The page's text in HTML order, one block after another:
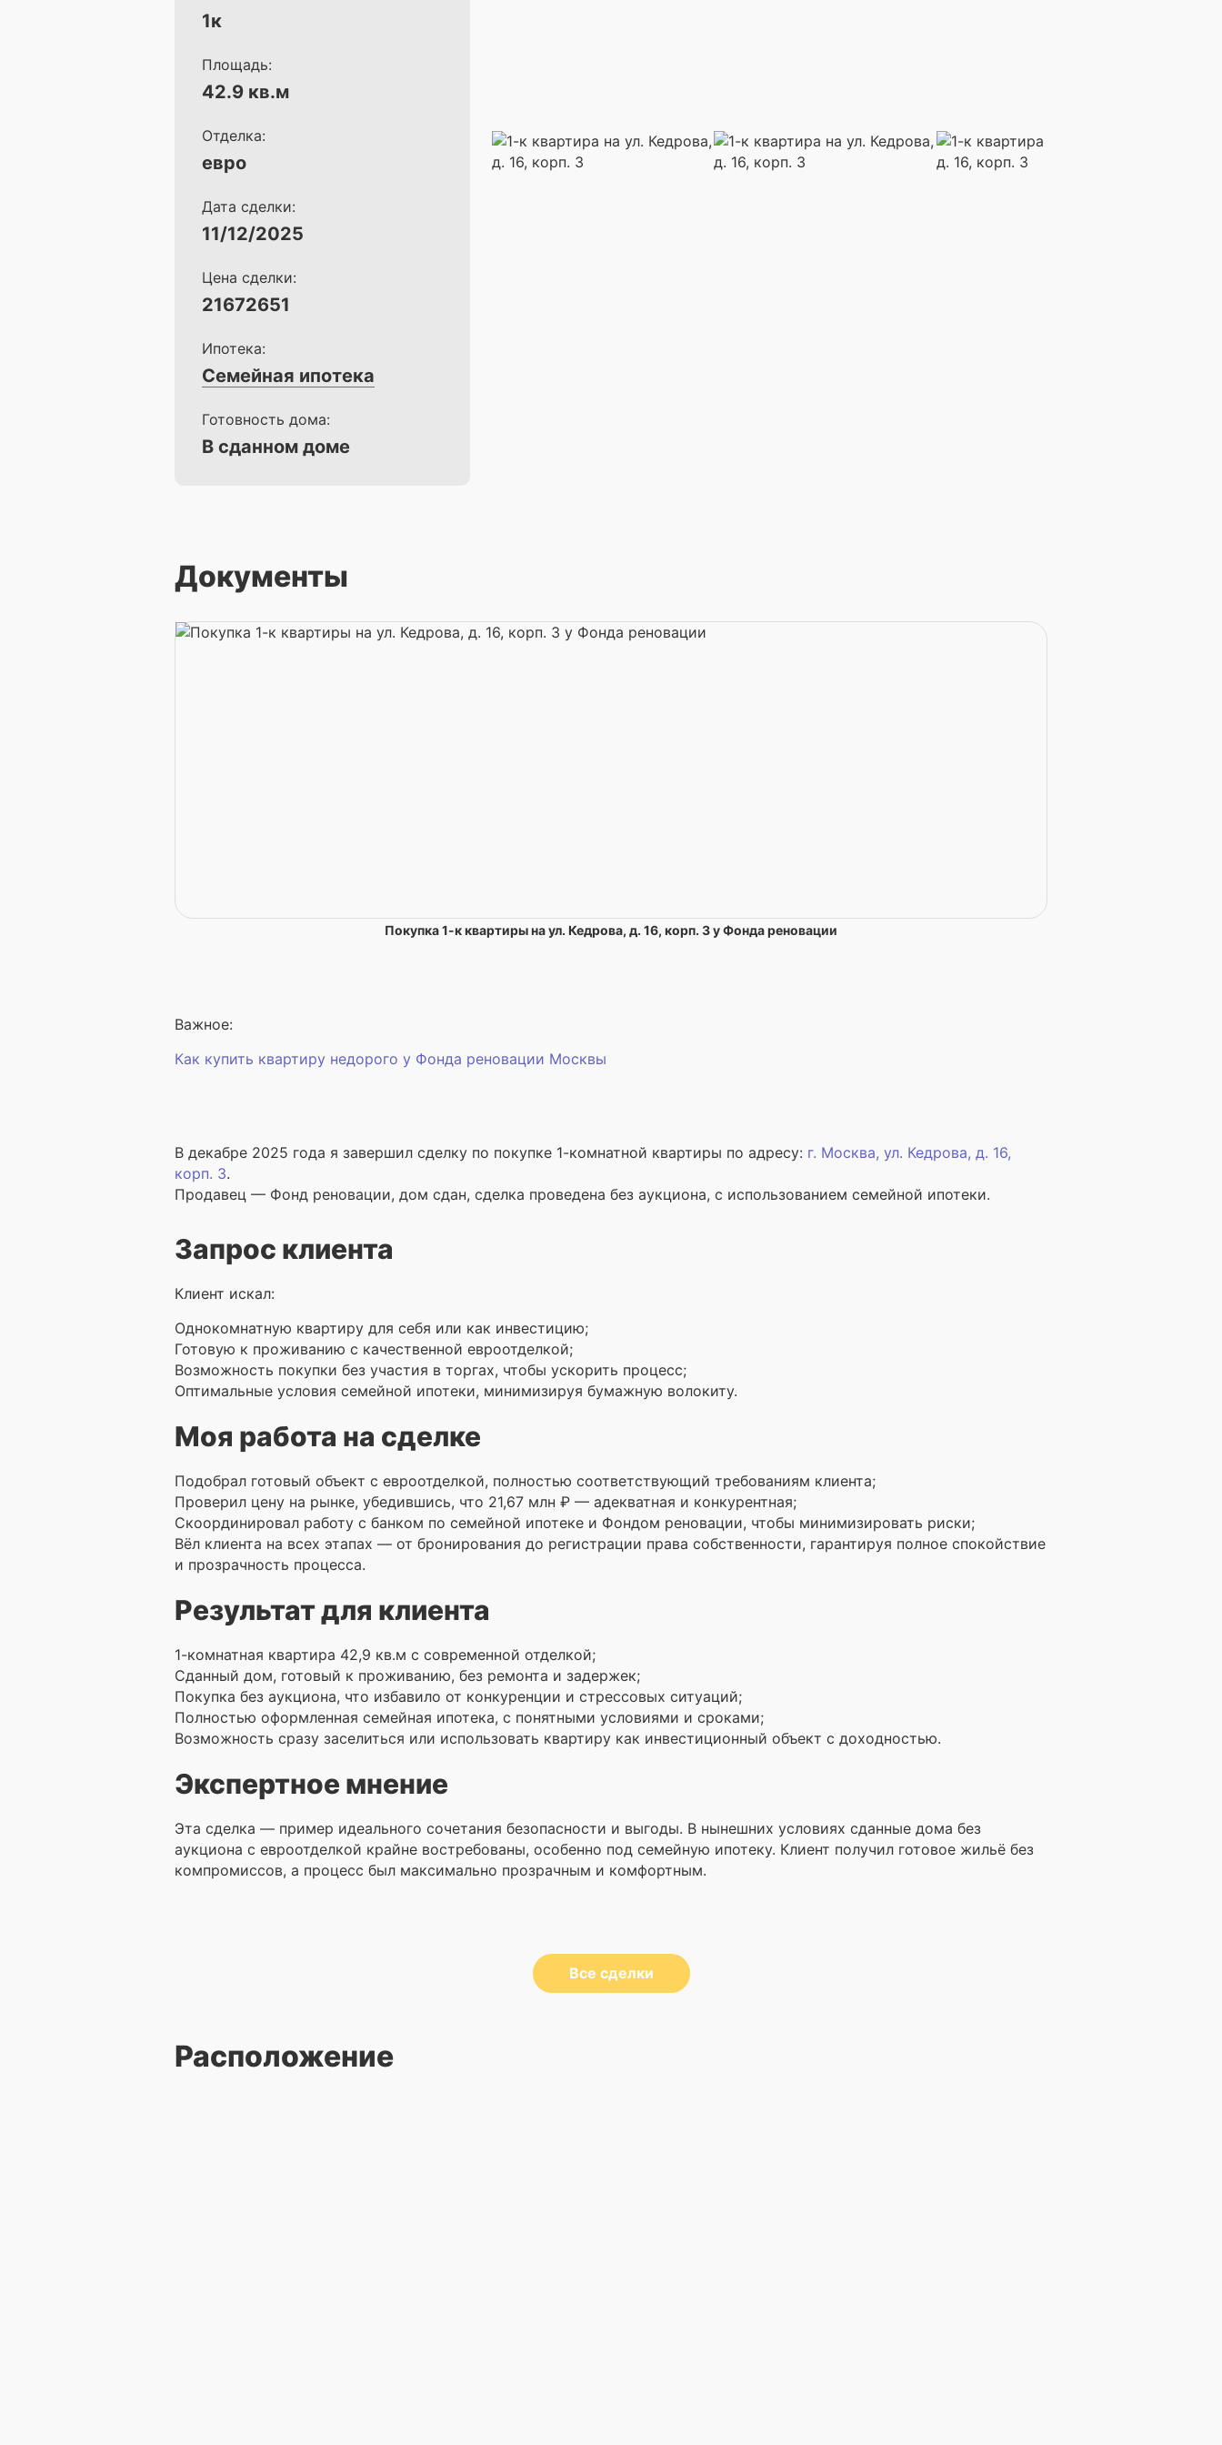
1к
Площадь:
42.9 кв.м
Отделка:
евро
Дата сделки:
11/12/2025
Цена сделки:
21672651
Ипотека:
Семейная ипотека
Готовность дома:
В сданном доме
Документы
Покупка 1-к квартиры на ул. Кедрова, д. 16, корп. 3 у Фонда реновации
Важное:
Как купить квартиру недорого у Фонда реновации Москвы
В декабре 2025 года я завершил сделку по покупке 1-комнатной квартиры по адресу: г. Москва, ул. Кедрова, д. 16,
корп. 3.
Продавец — Фонд реновации, дом сдан, сделка проведена без аукциона, с использованием семейной ипотеки.
Запрос клиента
Клиент искал:
Однокомнатную квартиру для себя или как инвестицию;
Готовую к проживанию с качественной евроотделкой;
Возможность покупки без участия в торгах, чтобы ускорить процесс;
Оптимальные условия семейной ипотеки, минимизируя бумажную волокиту.
Моя работа на сделке
Подобрал готовый объект с евроотделкой, полностью соответствующий требованиям клиента;
Проверил цену на рынке, убедившись, что 21,67 млн ₽ — адекватная и конкурентная;
Скоординировал работу с банком по семейной ипотеке и Фондом реновации, чтобы минимизировать риски;
Вёл клиента на всех этапах — от бронирования до регистрации права собственности, гарантируя полное спокойствие
и прозрачность процесса.
Результат для клиента
1-комнатная квартира 42,9 кв.м с современной отделкой;
Сданный дом, готовый к проживанию, без ремонта и задержек;
Покупка без аукциона, что избавило от конкуренции и стрессовых ситуаций;
Полностью оформленная семейная ипотека, с понятными условиями и сроками;
Возможность сразу заселиться или использовать квартиру как инвестиционный объект с доходностью.
Экспертное мнение
Эта сделка — пример идеального сочетания безопасности и выгоды. В нынешних условиях сданные дома без
аукциона с евроотделкой крайне востребованы, особенно под семейную ипотеку. Клиент получил готовое жильё без
компромиссов, а процесс был максимально прозрачным и комфортным.
Все сделки
Расположение